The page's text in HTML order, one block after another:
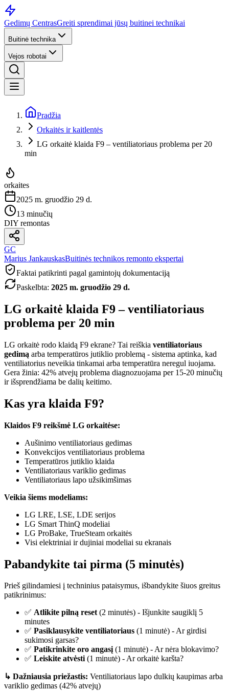
Gedimų CentrasGreiti sprendimai jūsų buitinei technikai
Buitinė technika
Vejos robotai
Pradžia
Orkaitės ir kaitlentės
LG orkaitė klaida F9 – ventiliatoriaus problema per 20
min
orkaites
2025 m. gruodžio 29 d.
13 minučių
DIY remontas
GC
Marius JankauskasBuitinės technikos remonto ekspertai
Faktai patikrinti pagal gamintojų dokumentaciją
Paskelbta: 2025 m. gruodžio 29 d.
LG orkaitė klaida F9 – ventiliatoriaus
problema per 20 min
LG orkaitė rodo klaidą F9 ekrane? Tai reiškia ventiliatoriaus
gedimą arba temperatūros jutiklio problemą - sistema aptinka, kad
ventiliatorius neveikia tinkamai arba temperatūra neregul iuojama.
Gera žinia: 42% atvejų problema diagnozuojama per 15-20 minučių
ir išsprendžiama be dalių keitimo.
Kas yra klaida F9?
Klaidos F9 reikšmė LG orkaitėse:
Aušinimo ventiliatoriaus gedimas
Konvekcijos ventiliatoriaus problema
Temperatūros jutiklio klaida
Ventiliatoriaus variklio gedimas
Ventiliatoriaus lapo užsikimšimas
Veikia šiems modeliams:
LG LRE, LSE, LDE serijos
LG Smart ThinQ modeliai
LG ProBake, TrueSteam orkaitės
Visi elektriniai ir dujiniai modeliai su ekranais
Pabandykite tai pirma (5 minutės)
Prieš gilindamiesi į techninius pataisymus, išbandykite šiuos greitus
patikrinimus:
✅ Atlikite pilną reset(2 minutės) - Išjunkite saugiklį 5
minutes
✅ Pasiklausykite ventiliatoriaus (1 minutė) - Ar girdisi
sukimosi garsas?
✅ Patikrinkite oro angasį(1 minutė) - Ar nėra blokavimo?
✅ Leiskite atvėsti(1 minutė) - Ar orkaitė karšta?
↳ Dažniausia priežastis: Ventiliatoriaus lapo dulkių kaupimas arba
variklio gedimas (42% atvejų)